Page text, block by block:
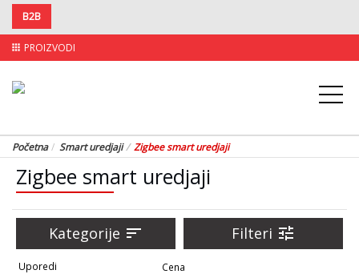
B2B
apps PROIZVODI
Početna Smart uredjaji Zigbee smart uredjaji
Zigbee smart uredjaji
Kategorije sort Filteri tune
Uporedi Cena